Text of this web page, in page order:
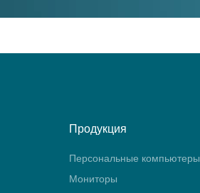
Продукция
Персональные компьютеры
Мониторы